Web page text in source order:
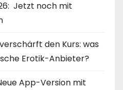
Jetzt noch mit
den Kurs: was
Erotik-Anbieter?
App-Version mit